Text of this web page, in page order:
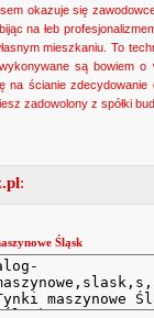
okazuje się
na łeb
mieszkaniu. To
są bowiem o
ścianie zdecydowanie
zadowolony z spółki
:
Śląsk